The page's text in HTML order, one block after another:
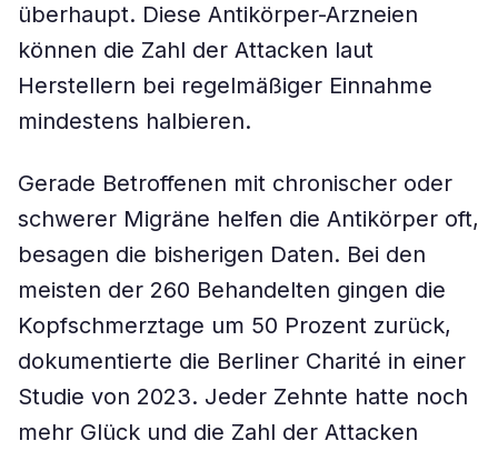
überhaupt. Diese Antikörper-Arzneien
können die Zahl der Attacken laut
Herstellern bei regelmäßiger Einnahme
mindestens halbieren.
Gerade Betroffenen mit chronischer oder
schwerer Migräne helfen die Antikörper oft,
besagen die bisherigen Daten. Bei den
meisten der 260 Behandelten gingen die
Kopfschmerztage um 50 Prozent zurück,
dokumentierte die Berliner Charité in einer
Studie von 2023. Jeder Zehnte hatte noch
mehr Glück und die Zahl der Attacken